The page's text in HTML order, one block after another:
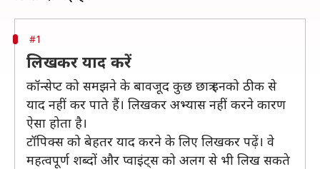
#1
लिखकर याद करें
कॉन्सेप्ट को समझने के बावजूद कुछ छात्र इनको ठीक से
याद नहीं कर पाते हैं। लिखकर अभ्यास नहीं करने कारण
ऐसा होता है।
टॉपिक्स को बेहतर याद करने के लिए लिखकर पढ़ें। वे
महत्वपूर्ण शब्दों और प्वाइंट्स को अलग से भी लिख सकते